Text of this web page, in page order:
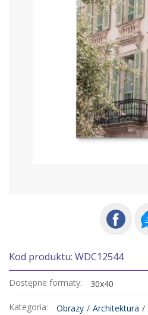
Kod produktu: WDC12544
Dostępne formaty: 30x40
Kategoria: Obrazy / Architektura /